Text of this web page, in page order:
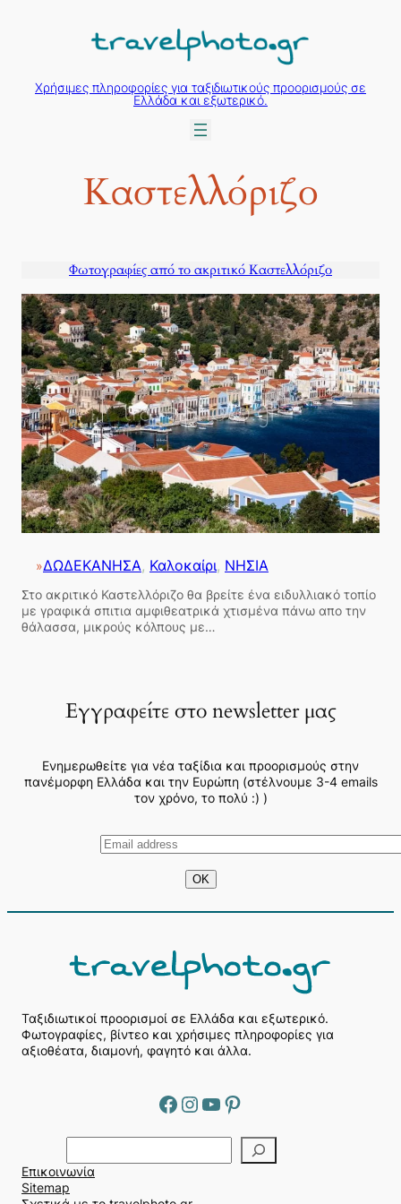
περιεχόμενο
Χρήσιμες πληροφορίες για ταξιδιωτικούς προορισμούς σε
Ελλάδα και εξωτερικό.
Καστελλόριζο
Φωτογραφίες από το ακριτικό Καστελλόριζο
»ΔΩΔΕΚΑΝΗΣΑ, Καλοκαίρι, ΝΗΣΙΑ
Στο ακριτικό Καστελλόριζο θα βρείτε ένα ειδυλλιακό τοπίο
με γραφικά σπιτια αμφιθεατρικά χτισμένα πάνω απο την
θάλασσα, μικρούς κόλπους με…
Εγγραφείτε στο newsletter μας
Ενημερωθείτε για νέα ταξίδια και προορισμούς στην
πανέμορφη Ελλάδα και την Ευρώπη (στέλνουμε 3-4 emails
τον χρόνο, το πολύ :) )
Ταξιδιωτικοί προορισμοί σε Ελλάδα και εξωτερικό.
Φωτογραφίες, βίντεο και χρήσιμες πληροφορίες για
αξιοθέατα, διαμονή, φαγητό και άλλα.
Facebook Instagram YouTube Pinterest
ν
α
Επικοινωνία
Sitemap